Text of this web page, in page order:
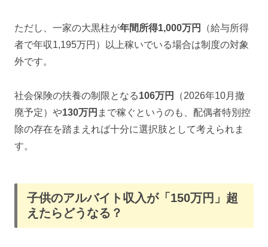
ただし、一家の大黒柱が年間所得1,000万円
（給与所得
者で年収1,195万円）以上稼いでいる場合は制度の対象
外です。
社会保険の扶養の制限となる106万円
（2026年10月撤
廃予定）や130万円 まで稼ぐというのも、配偶者特別控
除の存在を踏まえれば十分に選択肢として考えられま
す。
子供のアルバイト収入が「150万円」超
えたらどうなる？